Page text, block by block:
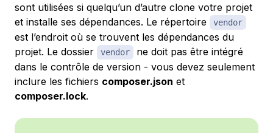
sont utilisées si quelqu’un d’autre clone votre projet
et installe ses dépendances. Le répertoire
vendor
est l’endroit où se trouvent les dépendances du
projet. Le dossier
vendor
ne doit pas être intégré
dans le contrôle de version - vous devez seulement
inclure les fichiers composer.json et
composer.lock.